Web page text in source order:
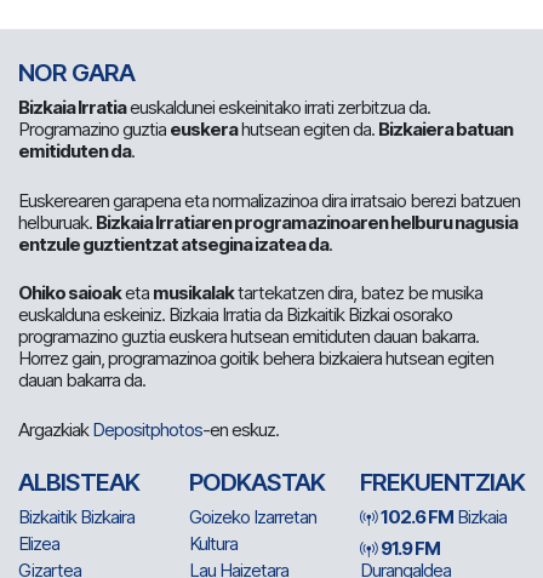
NOR GARA
Bizkaia Irratiaeuskaldunei eskeinitako irrati zerbitzua da.
Programazino guztia euskerahutsean egiten da. Bizkaiera batuan
emitiduten da.
Euskerearen garapena eta normalizazinoa dira irratsaio berezi batzuen
helburuak. Bizkaia Irratiaren programazinoaren helburu nagusia
entzule guztientzat atsegina izatea da.
Ohiko saioaketa musikalaktartekatzen dira, batez be musika
euskalduna eskeiniz. Bizkaia Irratia da Bizkaitik Bizkai osorako
programazino guztia euskera hutsean emitiduten dauan bakarra.
Horrez gain, programazinoa goitik behera bizkaiera hutsean egiten
dauan bakarra da.
ArgazkiakDepositphotos-en eskuz.
ALBISTEAK
Bizkaitik Bizkaira
Elizea
Gizartea
PODKASTAK
Goizeko Izarretan
Kultura
Lau Haizetara
FREKUENTZIAK
102.6 FM Bizkaia
91.9 FM
Durangaldea